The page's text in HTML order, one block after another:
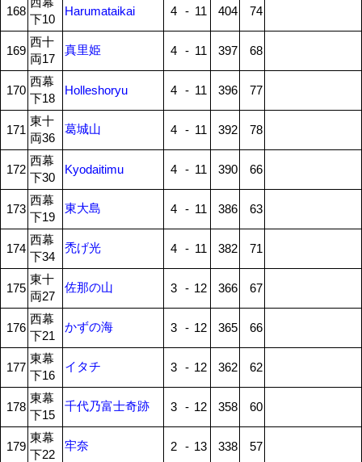
168
下10
Harumataikai 4 - 11 404 74
169
西十
両17
真里姫 4 - 11 397 68
170
西幕
下18
Holleshoryu 4 - 11 396 77
171
東十
両36
葛城山 4 - 11 392 78
172
西幕
下30
Kyodaitimu 4 - 11 390 66
173
西幕
下19
東大島 4 - 11 386 63
174
西幕
下34
禿げ光 4 - 11 382 71
175
東十
両27
佐那の山 3 - 12 366 67
176
西幕
下21
かずの海 3 - 12 365 66
177
東幕
下16
イタチ 3 - 12 362 62
178
東幕
下15
千代乃富士奇跡 3 - 12 358 60
179
東幕
下22
牢奈 2 - 13 338 57